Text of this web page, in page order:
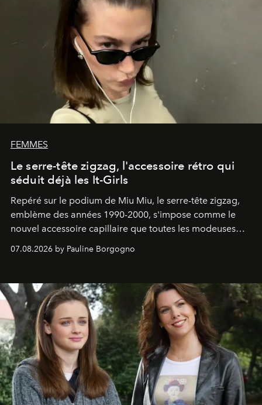
FEMMES
Le serre-tête zigzag, l'accessoire rétro qui
séduit déjà les It-Girls
Repéré sur le podium de Miu Miu, le serre-tête zigzag,
emblème des années 1990-2000, s'impose comme le
nouvel accessoire capillaire que toutes les modeuses
07.08.2026 by Pauline Borgogno